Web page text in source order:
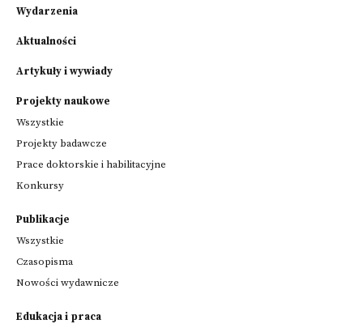
Wydarzenia
Aktualności
Artykuły i wywiady
Projekty naukowe
Wszystkie
Projekty badawcze
Prace doktorskie i habilitacyjne
Konkursy
Publikacje
Wszystkie
Czasopisma
Nowości wydawnicze
Edukacja i praca